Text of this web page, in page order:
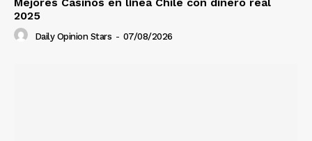
2025
Daily Opinion Stars - 07/08/2026